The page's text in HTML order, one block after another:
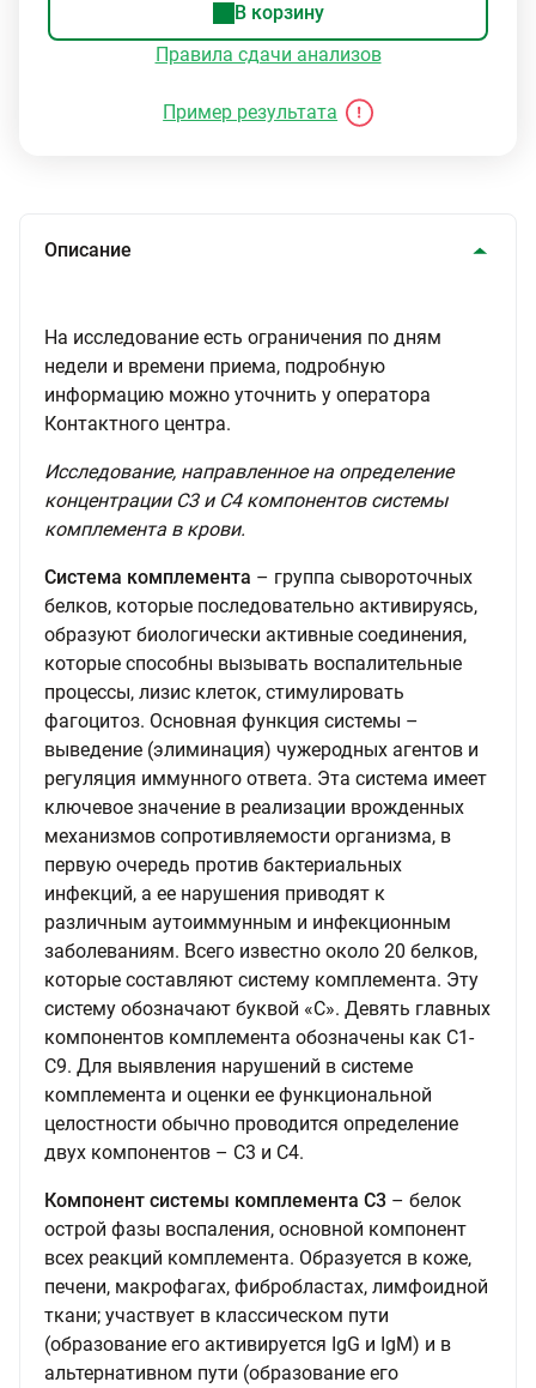
В корзину
Правила сдачи анализов
Пример результата
Описание
На исследование есть ограничения по дням
недели и времени приема, подробную
информацию можно уточнить у оператора
Контактного центра.
Исследование, направленное на определение
концентрации С3 и С4 компонентов системы
комплемента в крови.
Система комплемента – группа сывороточных
белков, которые последовательно активируясь,
образуют биологически активные соединения,
которые способны вызывать воспалительные
процессы, лизис клеток, стимулировать
фагоцитоз. Основная функция системы –
выведение (элиминация) чужеродных агентов и
регуляция иммунного ответа. Эта система имеет
ключевое значение в реализации врожденных
механизмов сопротивляемости организма, в
первую очередь против бактериальных
инфекций, а ее нарушения приводят к
различным аутоиммунным и инфекционным
заболеваниям. Всего известно около 20 белков,
которые составляют систему комплемента. Эту
систему обозначают буквой «С». Девять главных
компонентов комплемента обозначены как С1-
С9. Для выявления нарушений в системе
комплемента и оценки ее функциональной
целостности обычно проводится определение
двух компонентов – С3 и С4.
Компонент системы комплемента С3 – белок
острой фазы воспаления, основной компонент
всех реакций комплемента. Образуется в коже,
печени, макрофагах, фибробластах, лимфоидной
ткани; участвует в классическом пути
(образование его активируется IgG и IgM) и в
альтернативном пути (образование его